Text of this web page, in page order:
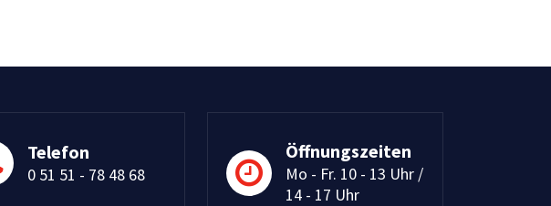
Telefon
0 51 51 - 78 48 68
Öffnungszeiten
Mo - Fr. 10 - 13 Uhr /
14 - 17 Uhr